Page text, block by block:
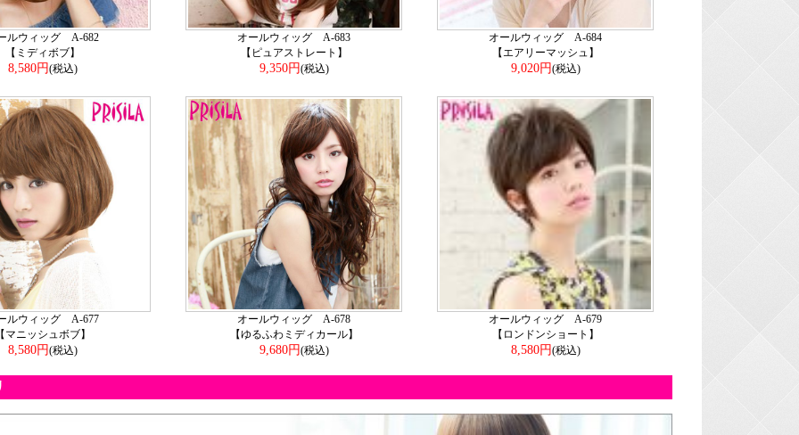
ルウィッグ A-682
【ミディボブ】
8,580円(税込)
オールウィッグ A-683
【ピュアストレート】
9,350円(税込)
オールウィッグ A-684
【エアリーマッシュ】
9,020円(税込)
ルウィッグ A-677
マニッシュボブ】
8,580円(税込)
オールウィッグ A-678
【ゆるふわミディカール】
9,680円(税込)
オールウィッグ A-679
【ロンドンショート】
8,580円(税込)